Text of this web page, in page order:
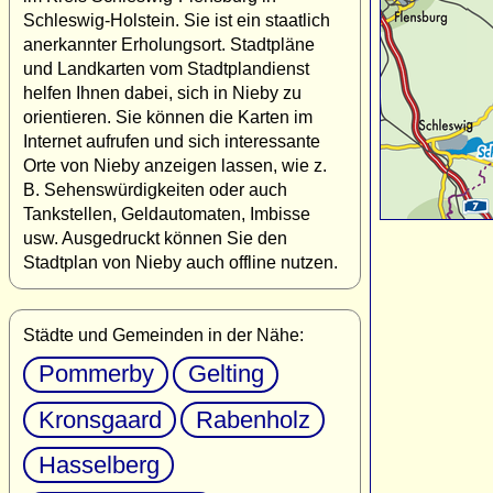
Schleswig-Holstein. Sie ist ein staatlich
anerkannter Erholungsort. Stadtpläne
und Landkarten vom Stadtplandienst
helfen Ihnen dabei, sich in Nieby zu
orientieren. Sie können die Karten im
Internet aufrufen und sich interessante
Orte von Nieby anzeigen lassen, wie z.
B. Sehenswürdigkeiten oder auch
Tankstellen, Geldautomaten, Imbisse
usw. Ausgedruckt können Sie den
Stadtplan von Nieby auch offline nutzen.
Städte und Gemeinden in der Nähe:
Pommerby
Gelting
Kronsgaard
Rabenholz
Hasselberg